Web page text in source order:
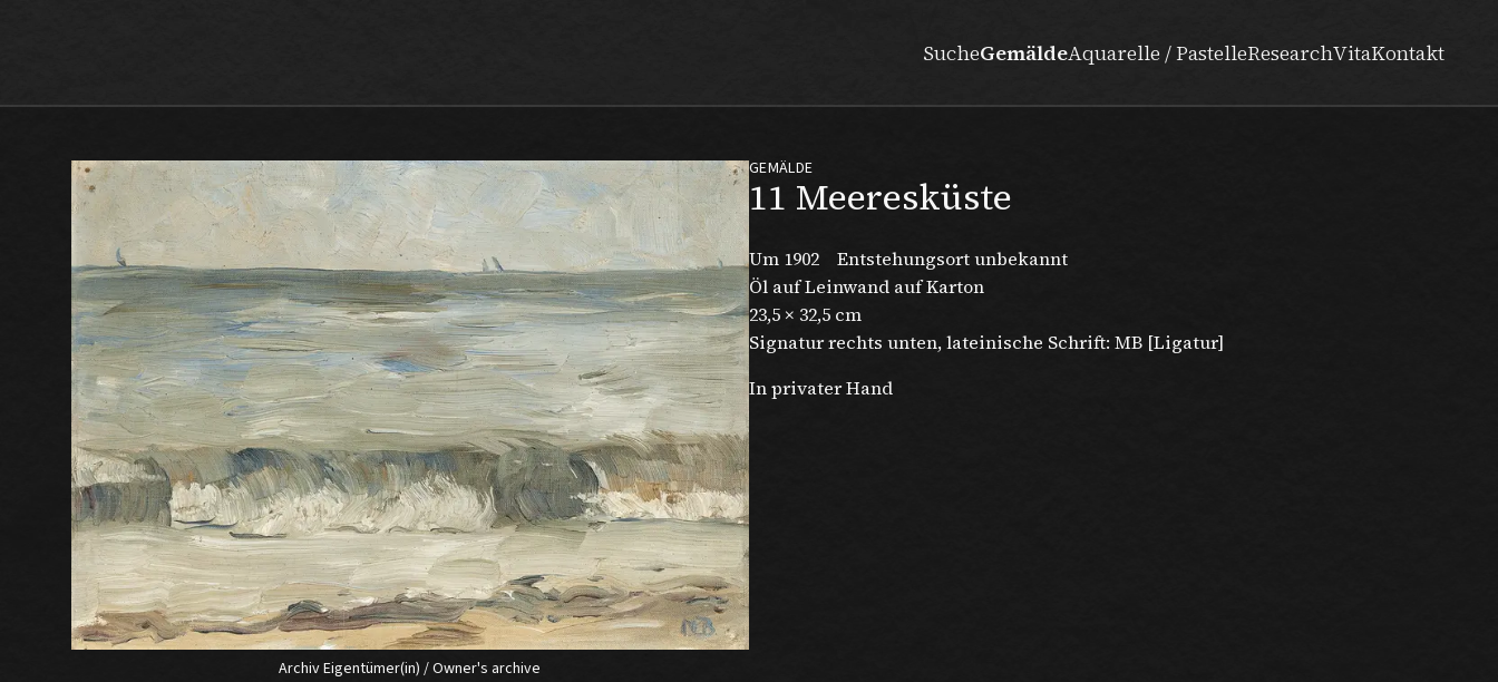
SucheGemäldeAquarelle / PastelleResearchVitaKontakt
Archiv Eigentümer(in) / Owner's archive
11 Meeresküste
GEMÄLDE
Um 1902
Entstehungsort unbekannt
Öl auf Leinwand auf Karton
23,5 × 32,5 cm
Signatur rechts unten, lateinische Schrift: MB [Ligatur]
In privater Hand